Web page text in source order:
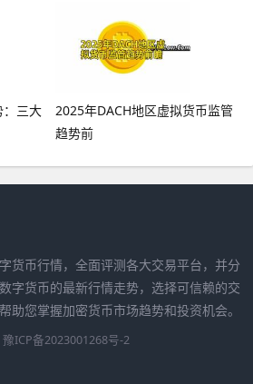
三大
2025年DACH地区虚拟货币监管
趋势前
货币行情，全面评测各大交易平台，并分
字货币的最新行情走势，选择可信赖的交
助您掌握加密货币市场趋势和投资机会。
豫ICP备2023001268号-2